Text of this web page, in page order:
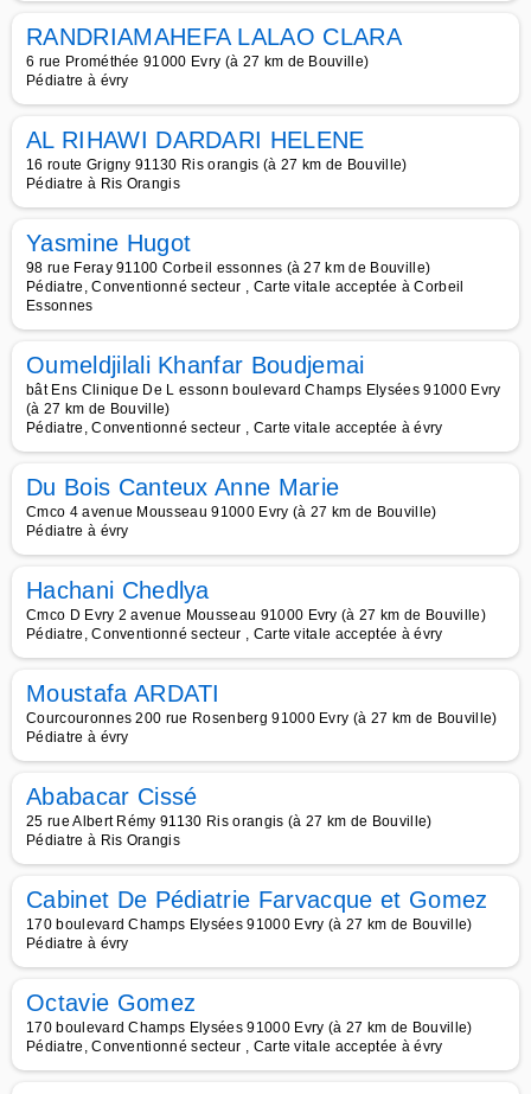
RANDRIAMAHEFA LALAO CLARA
6 rue Prométhée 91000 Evry (à 27 km de Bouville)
Pédiatre à évry
AL RIHAWI DARDARI HELENE
16 route Grigny 91130 Ris orangis (à 27 km de Bouville)
Pédiatre à Ris Orangis
Yasmine Hugot
98 rue Feray 91100 Corbeil essonnes (à 27 km de Bouville)
Pédiatre, Conventionné secteur , Carte vitale acceptée à Corbeil
Essonnes
Oumeldjilali Khanfar Boudjemai
bât Ens Clinique De L essonn boulevard Champs Elysées 91000 Evry
(à 27 km de Bouville)
Pédiatre, Conventionné secteur , Carte vitale acceptée à évry
Du Bois Canteux Anne Marie
Cmco 4 avenue Mousseau 91000 Evry (à 27 km de Bouville)
Pédiatre à évry
Hachani Chedlya
Cmco D Evry 2 avenue Mousseau 91000 Evry (à 27 km de Bouville)
Pédiatre, Conventionné secteur , Carte vitale acceptée à évry
Moustafa ARDATI
Courcouronnes 200 rue Rosenberg 91000 Evry (à 27 km de Bouville)
Pédiatre à évry
Ababacar Cissé
25 rue Albert Rémy 91130 Ris orangis (à 27 km de Bouville)
Pédiatre à Ris Orangis
Cabinet De Pédiatrie Farvacque et Gomez
170 boulevard Champs Elysées 91000 Evry (à 27 km de Bouville)
Pédiatre à évry
Octavie Gomez
170 boulevard Champs Elysées 91000 Evry (à 27 km de Bouville)
Pédiatre, Conventionné secteur , Carte vitale acceptée à évry